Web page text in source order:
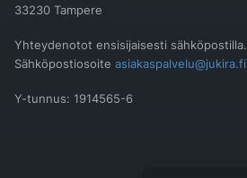
33230 Tampere
Yhteydenotot ensisijaisesti sähköpostilla.
Sähköpostiosoite asiakaspalvelu@jukira.fi
Y-tunnus: 1914565-6